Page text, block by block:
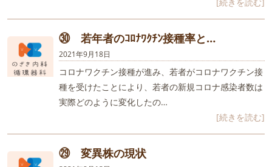
㉚ 若年者のｺﾛﾅﾜｸﾁﾝ接種率と…
2021年9月18日
コロナワクチン接種が進み、若者がコロナワクチン接
種を受けたことにより、若者の新規コロナ感染者数は
実際どのように変化したの…
[続きを読む]
㉙ 変異株の現状